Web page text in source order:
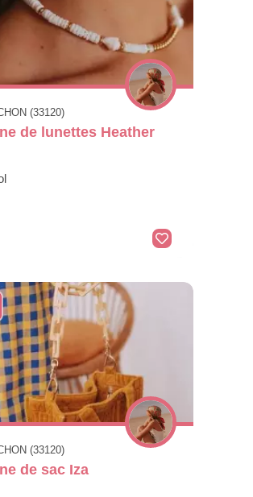
(33120)
de lunettes Heather
(33120)
de sac Iza